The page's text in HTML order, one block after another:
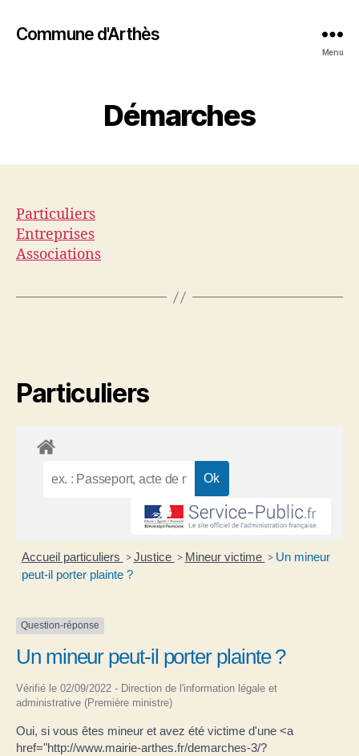
Commune d'Arthès
Menu
Démarches
Particuliers
Entreprises
Associations
Particuliers
Accueil particuliers > Justice > Mineur victime > Un mineur
peut-il porter plainte ?
Question-réponse
Un mineur peut-il porter plainte ?
Vérifié le 02/09/2022 - Direction de l'information légale et
administrative (Première ministre)
Oui, si vous êtes mineur et avez été victime d'une <a
href="http://www.mairie-arthes.fr/demarches-3/?